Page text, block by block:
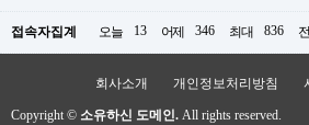
접속자집계 오늘 13 어제 346 최대 836
회사소개 개인정보처리방침
Copyright © 소유하신 도메인. All rights reserved.